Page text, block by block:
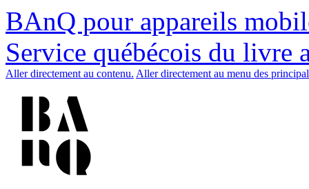
BAnQ pour appareils
Service québécois du livre
Aller directement au contenu. Aller directement au menu des